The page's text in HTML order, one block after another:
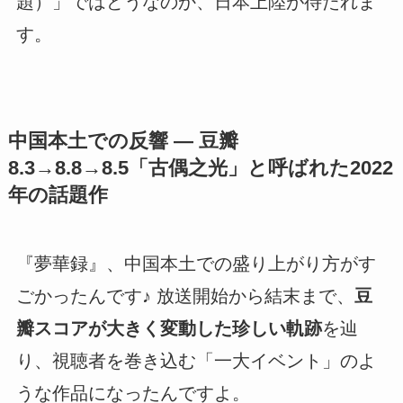
す。
中国本土での反響 ― 豆瓣
8.3→8.8→8.5「古偶之光」と呼ばれた2022
年の話題作
『夢華録』、中国本土での盛り上がり方がす
ごかったんです♪ 放送開始から結末まで、 豆
瓣スコアが大きく変動した珍しい軌跡を辿
り、視聴者を巻き込む「一大イベント」のよ
うな作品になったんですよ。